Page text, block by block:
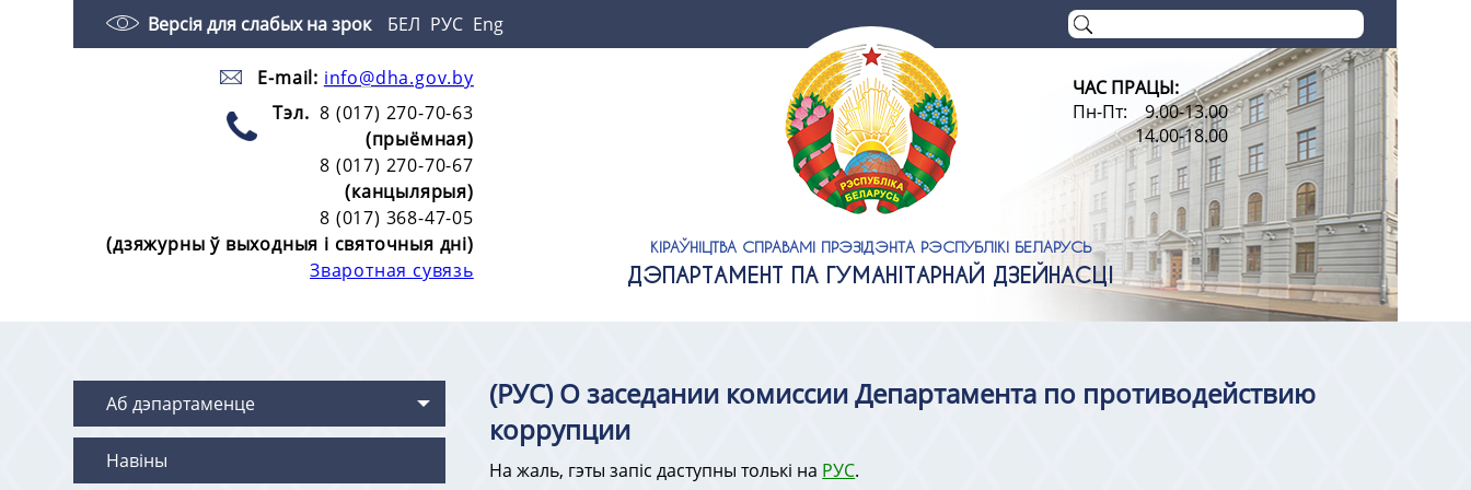
Версія для слабых на зрок БЕЛ РУС Eng
E-mail: info@dha.gov.by
Тэл. 8 (017) 270-70-63
(прыёмная)
8 (017) 270-70-67
(канцылярыя)
8 (017) 368-47-05
(дзяжурны ў выходныя і святочныя дні)
Зваротная сувязь
КІРАЎНІЦТВА СПРАВАМІ ПРЭЗІДЭНТА РЭСПУБЛІКІ БЕЛАРУСЬ
ДЭПАРТАМЕНТ ПА ГУМАНІТАРНАЙ ДЗЕЙНАСЦІ
ЧАС ПРАЦЫ:
Пн-Пт: 9.00-13.00
14.00-18.00
Аб дэпартаменце
Навіны
(РУС) О заседании комиссии Департамента по противодействию
коррупции
На жаль, гэты запіс даступны толькі на РУС.